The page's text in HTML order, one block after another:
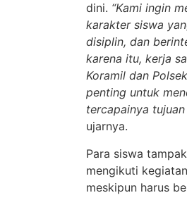
dini. “Kami ingin
karakter siswa
disiplin, dan
karena itu, kerja
Koramil dan
penting untuk
tercapainya tujuan
ujarnya.
Para siswa
mengikuti
meskipun harus